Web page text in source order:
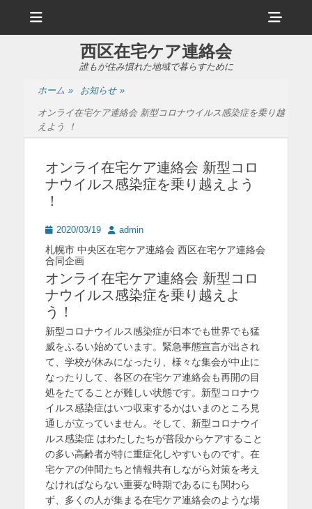
ュ
ヘ
ッ
サ
西区在宅ケア連絡会
誰もが住み慣れた地域で暮らすために
ホーム » お知らせ »
オンライ在宅ケア連絡会 新型コロナウイルス感染症を乗り越
えよう ！
オンライ在宅ケア連絡会 新型コロ
ナウイルス感染症を乗り越えよう
！
投
稿
日
2020/03/19
投
稿
者
admin
札幌市 中央区在宅ケア連絡会 西区在宅ケア連絡会
合同企画
オンライ在宅ケア連絡会 新型コロ
ナウイルス感染症を乗り越えよ
う！
新型コロナウイルス感染症が日本でも世界でも猛
威をふるい始めています。緊急事態宣言が出され
て、学校が休みになったり、様々な集会が中止に
なったりして、各区の在宅ケア連絡会も再開の目
処をたてることが難しい状態です。新型コロナウ
イルス感染症はいつ収束するかはいまのところ見
通しが立っていません。そして、新型コロナウイ
ルス感染症 はわたしたちが普段からケアすること
の多い高齢者が特に重症化しやすいものです。在
宅ケアの仲間たちと情報共有しながら対策を考え
なければならない重要な時期であるにも関わら
ず、多くの人が集まる在宅ケア連絡会のような場